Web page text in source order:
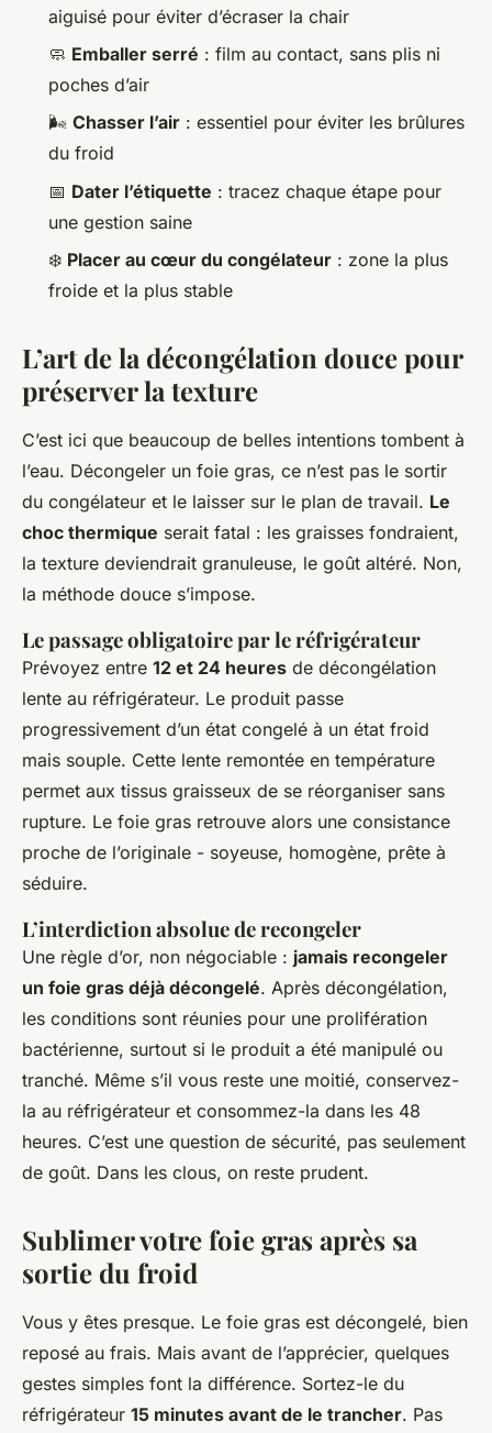
aiguisé pour éviter d’écraser la chair
🧼 Emballer serré : film au contact, sans plis ni
poches d’air
🌬️ Chasser l’air : essentiel pour éviter les brûlures
du froid
📅 Dater l’étiquette : tracez chaque étape pour
une gestion saine
❄️ Placer au cœur du congélateur : zone la plus
froide et la plus stable
L’art de la décongélation douce pour
préserver la texture
C’est ici que beaucoup de belles intentions tombent à
l’eau. Décongeler un foie gras, ce n’est pas le sortir
du congélateur et le laisser sur le plan de travail. Le
choc thermique serait fatal : les graisses fondraient,
la texture deviendrait granuleuse, le goût altéré. Non,
la méthode douce s’impose.
Le passage obligatoire par le réfrigérateur
Prévoyez entre 12 et 24 heures de décongélation
lente au réfrigérateur. Le produit passe
progressivement d’un état congelé à un état froid
mais souple. Cette lente remontée en température
permet aux tissus graisseux de se réorganiser sans
rupture. Le foie gras retrouve alors une consistance
proche de l’originale - soyeuse, homogène, prête à
séduire.
L’interdiction absolue de recongeler
Une règle d’or, non négociable : jamais recongeler
un foie gras déjà décongelé. Après décongélation,
les conditions sont réunies pour une prolifération
bactérienne, surtout si le produit a été manipulé ou
tranché. Même s’il vous reste une moitié, conservez-
la au réfrigérateur et consommez-la dans les 48
heures. C’est une question de sécurité, pas seulement
de goût. Dans les clous, on reste prudent.
Sublimer votre foie gras après sa
sortie du froid
Vous y êtes presque. Le foie gras est décongelé, bien
reposé au frais. Mais avant de l’apprécier, quelques
gestes simples font la différence. Sortez-le du
réfrigérateur 15 minutes avant de le trancher. Pas